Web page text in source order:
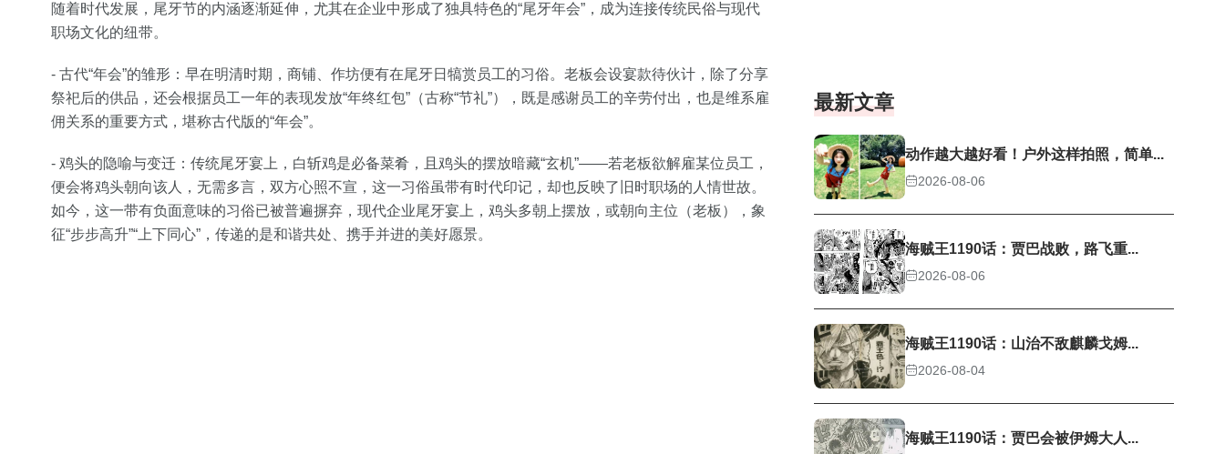
随着时代发展，尾牙节的内涵逐渐延伸，尤其在企业中形成了独具特色的“尾牙年会”，成为连接传统民俗与现代
职场文化的纽带。
- 古代“年会”的雏形：早在明清时期，商铺、作坊便有在尾牙日犒赏员工的习俗。老板会设宴款待伙计，除了分享
祭祀后的供品，还会根据员工一年的表现发放“年终红包”（古称“节礼”），既是感谢员工的辛劳付出，也是维系雇
佣关系的重要方式，堪称古代版的“年会”。
- 鸡头的隐喻与变迁：传统尾牙宴上，白斩鸡是必备菜肴，且鸡头的摆放暗藏“玄机”——若老板欲解雇某位员工，
便会将鸡头朝向该人，无需多言，双方心照不宣，这一习俗虽带有时代印记，却也反映了旧时职场的人情世故。
如今，这一带有负面意味的习俗已被普遍摒弃，现代企业尾牙宴上，鸡头多朝上摆放，或朝向主位（老板），象
征“步步高升”“上下同心”，传递的是和谐共处、携手并进的美好愿景。
最新文章
动作越大越好看！户外这样拍照，简单...
2026-08-06
海贼王1190话：贾巴战败，路飞重...
2026-08-06
海贼王1190话：山治不敌麒麟戈姆...
2026-08-04
海贼王1190话：贾巴会被伊姆大人...